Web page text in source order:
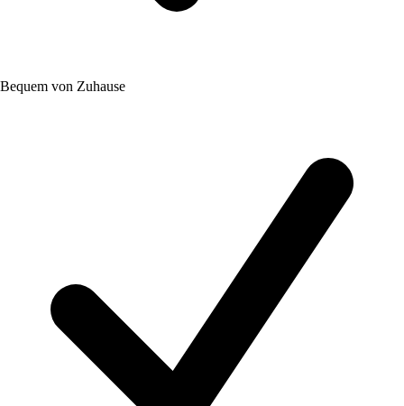
Bequem von Zuhause